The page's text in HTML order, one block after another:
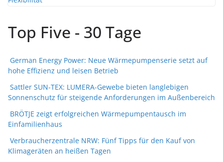
Top Five - 30 Tage
German Energy Power: Neue Wärmepumpenserie setzt auf
hohe Effizienz und leisen Betrieb
Sattler SUN-TEX: LUMERA-Gewebe bieten langlebigen
Sonnenschutz für steigende Anforderungen im Außenbereich
BRÖTJE zeigt erfolgreichen Wärmepumpentausch im
Einfamilienhaus
Verbraucherzentrale NRW: Fünf Tipps für den Kauf von
Klimageräten an heißen Tagen